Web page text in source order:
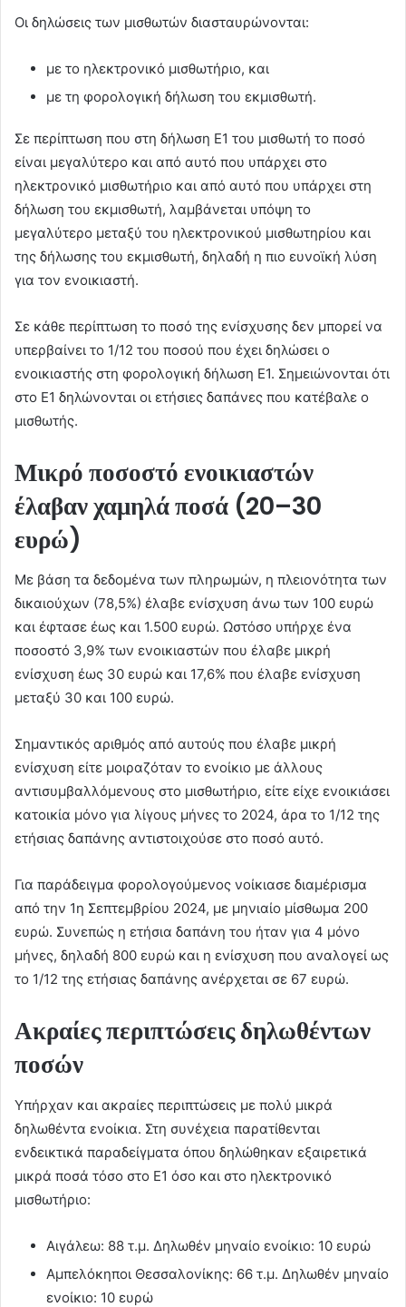
Οι δηλώσεις των μισθωτών διασταυρώνονται:
με το ηλεκτρονικό μισθωτήριο, και
με τη φορολογική δήλωση του εκμισθωτή.
Σε περίπτωση που στη δήλωση Ε1 του μισθωτή το ποσό
είναι μεγαλύτερο και από αυτό που υπάρχει στο
ηλεκτρονικό μισθωτήριο και από αυτό που υπάρχει στη
δήλωση του εκμισθωτή, λαμβάνεται υπόψη το
μεγαλύτερο μεταξύ του ηλεκτρονικού μισθωτηρίου και
της δήλωσης του εκμισθωτή, δηλαδή η πιο ευνοϊκή λύση
για τον ενοικιαστή.
Σε κάθε περίπτωση το ποσό της ενίσχυσης δεν μπορεί να
υπερβαίνει το 1/12 του ποσού που έχει δηλώσει ο
ενοικιαστής στη φορολογική δήλωση Ε1. Σημειώνονται ότι
στο Ε1 δηλώνονται οι ετήσιες δαπάνες που κατέβαλε ο
μισθωτής.
Μικρό ποσοστό ενοικιαστών
έλαβαν χαμηλά ποσά (20–30
ευρώ)
Με βάση τα δεδομένα των πληρωμών, η πλειονότητα των
δικαιούχων (78,5%) έλαβε ενίσχυση άνω των 100 ευρώ
και έφτασε έως και 1.500 ευρώ. Ωστόσο υπήρχε ένα
ποσοστό 3,9% των ενοικιαστών που έλαβε μικρή
ενίσχυση έως 30 ευρώ και 17,6% που έλαβε ενίσχυση
μεταξύ 30 και 100 ευρώ.
Σημαντικός αριθμός από αυτούς που έλαβε μικρή
ενίσχυση είτε μοιραζόταν το ενοίκιο με άλλους
αντισυμβαλλόμενους στο μισθωτήριο, είτε είχε ενοικιάσει
κατοικία μόνο για λίγους μήνες το 2024, άρα το 1/12 της
ετήσιας δαπάνης αντιστοιχούσε στο ποσό αυτό.
Για παράδειγμα φορολογούμενος νοίκιασε διαμέρισμα
από την 1η Σεπτεμβρίου 2024, με μηνιαίο μίσθωμα 200
ευρώ. Συνεπώς η ετήσια δαπάνη του ήταν για 4 μόνο
μήνες, δηλαδή 800 ευρώ και η ενίσχυση που αναλογεί ως
το 1/12 της ετήσιας δαπάνης ανέρχεται σε 67 ευρώ.
Ακραίες περιπτώσεις δηλωθέντων
ποσών
Υπήρχαν και ακραίες περιπτώσεις με πολύ μικρά
δηλωθέντα ενοίκια. Στη συνέχεια παρατίθενται
ενδεικτικά παραδείγματα όπου δηλώθηκαν εξαιρετικά
μικρά ποσά τόσο στο Ε1 όσο και στο ηλεκτρονικό
μισθωτήριο:
Αιγάλεω: 88 τ.μ. Δηλωθέν μηναίο ενοίκιο: 10 ευρώ
⁠Αμπελόκηποι Θεσσαλονίκης: 66 τ.μ. Δηλωθέν μηναίο
ενοίκιο: 10 ευρώ